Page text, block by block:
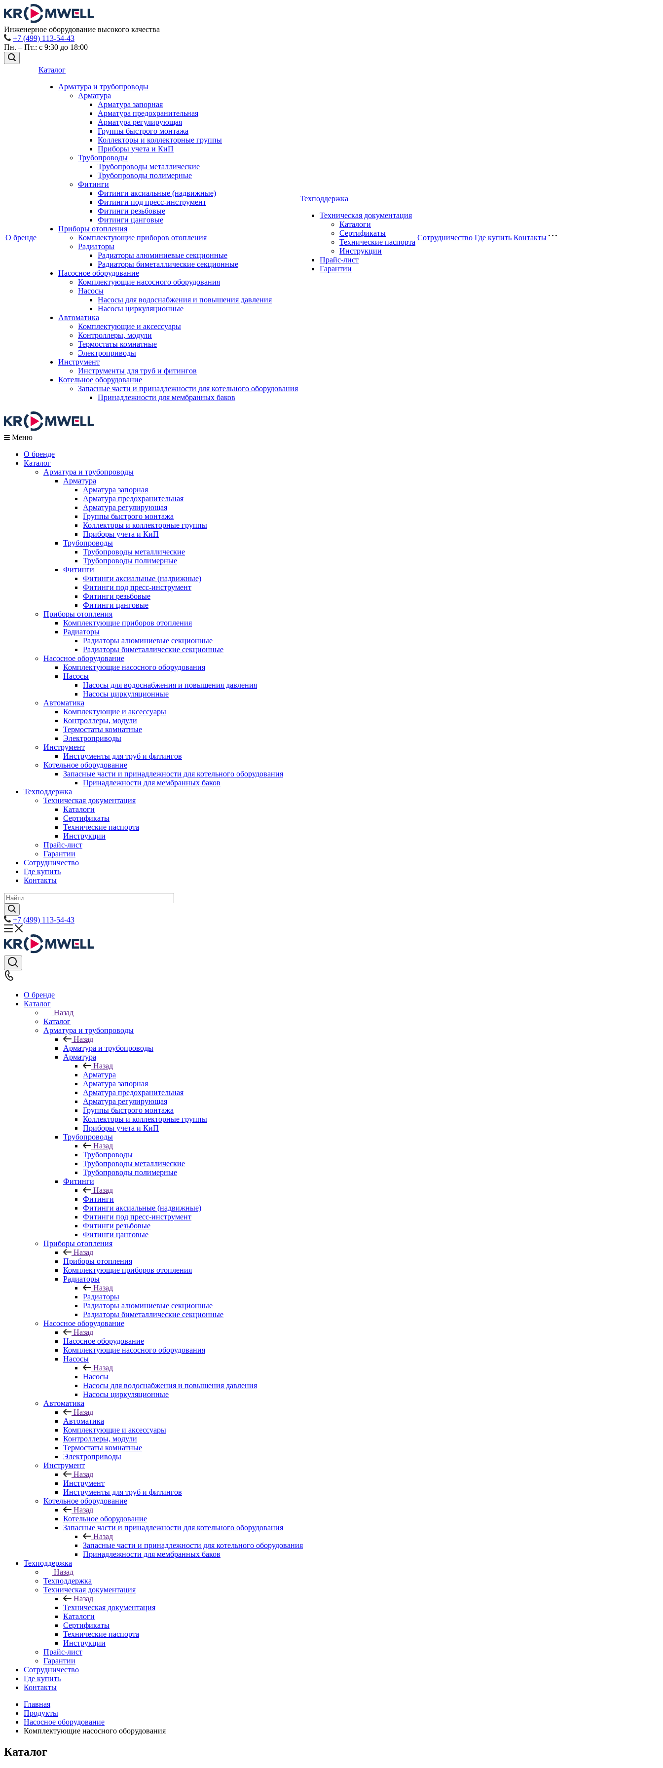
Инженерное оборудование высокого качества
+7 (499) 113-54-43
Пн. – Пт.: с 9:30 до 18:00
О бренде
Каталог
Арматура и трубопроводы
Арматура
Арматура запорная
Арматура предохранительная
Арматура регулирующая
Группы быстрого монтажа
Коллекторы и коллекторные группы
Приборы учета и КиП
Трубопроводы
Трубопроводы металлические
Трубопроводы полимерные
Фитинги
Фитинги аксиальные (надвижные)
Фитинги под пресс-инструмент
Фитинги резьбовые
Фитинги цанговые
Приборы отопления
Комплектующие приборов отопления
Радиаторы
Радиаторы алюминиевые секционные
Радиаторы биметаллические секционные
Насосное оборудование
Комплектующие насосного оборудования
Насосы
Насосы для водоснабжения и повышения давления
Насосы циркуляционные
Автоматика
Комплектующие и аксессуары
Контроллеры, модули
Термостаты комнатные
Электроприводы
Инструмент
Инструменты для труб и фитингов
Котельное оборудование
Запасные части и принадлежности для котельного оборудования
Принадлежности для мембранных баков
Техподдержка
Техническая документация
Каталоги
Сертификаты
Технические паспорта
Инструкции
Прайс-лист
Гарантии
Сотрудничество Где купить Контакты
Меню
О бренде
Каталог
Арматура и трубопроводы
Арматура
Арматура запорная
Арматура предохранительная
Арматура регулирующая
Группы быстрого монтажа
Коллекторы и коллекторные группы
Приборы учета и КиП
Трубопроводы
Трубопроводы металлические
Трубопроводы полимерные
Фитинги
Фитинги аксиальные (надвижные)
Фитинги под пресс-инструмент
Фитинги резьбовые
Фитинги цанговые
Приборы отопления
Комплектующие приборов отопления
Радиаторы
Радиаторы алюминиевые секционные
Радиаторы биметаллические секционные
Насосное оборудование
Комплектующие насосного оборудования
Насосы
Насосы для водоснабжения и повышения давления
Насосы циркуляционные
Автоматика
Комплектующие и аксессуары
Контроллеры, модули
Термостаты комнатные
Электроприводы
Инструмент
Инструменты для труб и фитингов
Котельное оборудование
Запасные части и принадлежности для котельного оборудования
Принадлежности для мембранных баков
Техподдержка
Техническая документация
Каталоги
Сертификаты
Технические паспорта
Инструкции
Прайс-лист
Гарантии
Сотрудничество
Где купить
Контакты
+7 (499) 113-54-43
О бренде
Каталог
Назад
Каталог
Арматура и трубопроводы
Назад
Арматура и трубопроводы
Арматура
Назад
Арматура
Арматура запорная
Арматура предохранительная
Арматура регулирующая
Группы быстрого монтажа
Коллекторы и коллекторные группы
Приборы учета и КиП
Трубопроводы
Назад
Трубопроводы
Трубопроводы металлические
Трубопроводы полимерные
Фитинги
Назад
Фитинги
Фитинги аксиальные (надвижные)
Фитинги под пресс-инструмент
Фитинги резьбовые
Фитинги цанговые
Приборы отопления
Назад
Приборы отопления
Комплектующие приборов отопления
Радиаторы
Назад
Радиаторы
Радиаторы алюминиевые секционные
Радиаторы биметаллические секционные
Насосное оборудование
Назад
Насосное оборудование
Комплектующие насосного оборудования
Насосы
Назад
Насосы
Насосы для водоснабжения и повышения давления
Насосы циркуляционные
Автоматика
Назад
Автоматика
Комплектующие и аксессуары
Контроллеры, модули
Термостаты комнатные
Электроприводы
Инструмент
Назад
Инструмент
Инструменты для труб и фитингов
Котельное оборудование
Назад
Котельное оборудование
Запасные части и принадлежности для котельного оборудования
Назад
Запасные части и принадлежности для котельного оборудования
Принадлежности для мембранных баков
Техподдержка
Назад
Техподдержка
Техническая документация
Назад
Техническая документация
Каталоги
Сертификаты
Технические паспорта
Инструкции
Прайс-лист
Гарантии
Сотрудничество
Где купить
Контакты
Главная
Продукты
Насосное оборудование
Комплектующие насосного оборудования
Каталог